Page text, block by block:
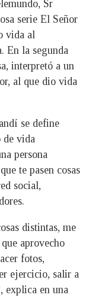
Sr
serie El Señor
vida al
En la segunda
interpretó a un
al que dio vida
se define
de vida
persona
te pasen cosas
social,
distintas, me
aprovecho
fotos,
ejercicio, salir a
explica en una